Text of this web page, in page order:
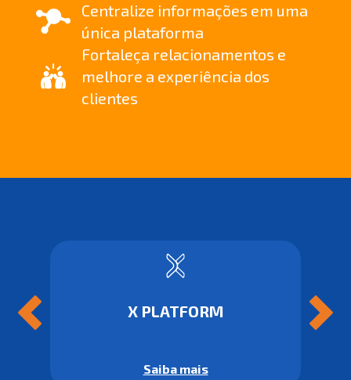
Centralize informações em uma
única plataforma
Fortaleça relacionamentos e
melhore a experiência dos
clientes
X PLATFORM
Saiba mais